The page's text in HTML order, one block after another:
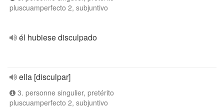
pluscuamperfecto 2, subjuntivo
él hubiese disculpado
ella [disculpar]
3. personne singulier, pretérito
pluscuamperfecto 2, subjuntivo